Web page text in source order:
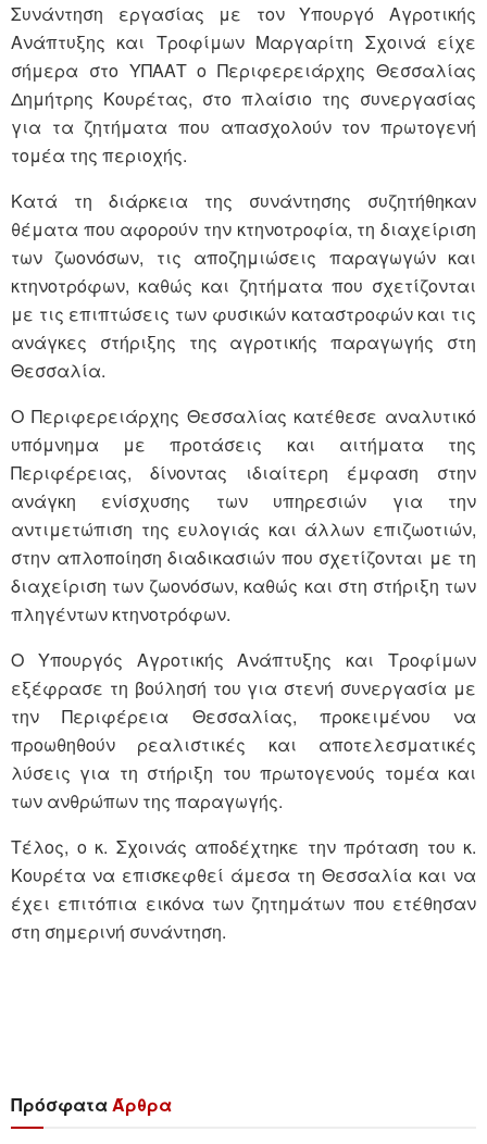
Συνάντηση εργασίας με τον Υπουργό Αγροτικής
Ανάπτυξης και Τροφίμων Μαργαρίτη Σχοινά είχε
σήμερα στο ΥΠΑΑΤ ο Περιφερειάρχης Θεσσαλίας
Δημήτρης Κουρέτας, στο πλαίσιο της συνεργασίας
για τα ζητήματα που απασχολούν τον πρωτογενή
τομέα της περιοχής.
Κατά τη διάρκεια της συνάντησης συζητήθηκαν
θέματα που αφορούν την κτηνοτροφία, τη διαχείριση
των ζωονόσων, τις αποζημιώσεις παραγωγών και
κτηνοτρόφων, καθώς και ζητήματα που σχετίζονται
με τις επιπτώσεις των φυσικών καταστροφών και τις
ανάγκες στήριξης της αγροτικής παραγωγής στη
Θεσσαλία.
Ο Περιφερειάρχης Θεσσαλίας κατέθεσε αναλυτικό
υπόμνημα με προτάσεις και αιτήματα της
Περιφέρειας, δίνοντας ιδιαίτερη έμφαση στην
ανάγκη ενίσχυσης των υπηρεσιών για την
αντιμετώπιση της ευλογιάς και άλλων επιζωοτιών,
στην απλοποίηση διαδικασιών που σχετίζονται με τη
διαχείριση των ζωονόσων, καθώς και στη στήριξη των
πληγέντων κτηνοτρόφων.
Ο Υπουργός Αγροτικής Ανάπτυξης και Τροφίμων
εξέφρασε τη βούλησή του για στενή συνεργασία με
την Περιφέρεια Θεσσαλίας, προκειμένου να
προωθηθούν ρεαλιστικές και αποτελεσματικές
λύσεις για τη στήριξη του πρωτογενούς τομέα και
των ανθρώπων της παραγωγής.
Τέλος, ο κ. Σχοινάς αποδέχτηκε την πρόταση του κ.
Κουρέτα να επισκεφθεί άμεσα τη Θεσσαλία και να
έχει επιτόπια εικόνα των ζητημάτων που ετέθησαν
στη σημερινή συνάντηση.
ΠρόσφαταΆρθρα